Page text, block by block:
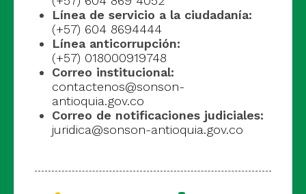
Línea de servicio a la ciudadanía:
(+57) 604 8694444
Línea anticorrupción:
(+57) 018000919748
Correo institucional:
contactenos@sonson-
antioquia.gov.co
Correo de notificaciones judiciales:
juridica@sonson-antioquia.gov.co